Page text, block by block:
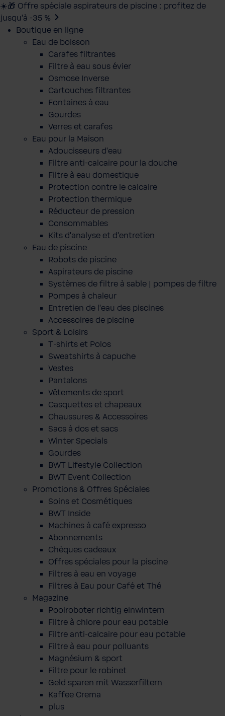
☀️🎁 Offre spéciale aspirateurs de piscine : profitez de
jusqu’à -35 %
Boutique en ligne
Eau de boisson
Carafes filtrantes
Filtre à eau sous évier
Osmose Inverse
Cartouches filtrantes
Fontaines à eau
Gourdes
Verres et carafes
Eau pour la Maison
Adoucisseurs d'eau
Filtre anti-calcaire pour la douche
Filtre à eau domestique
Protection contre le calcaire
Protection thermique
Réducteur de pression
Consommables
Kits d'analyse et d'entretien
Eau de piscine
Robots de piscine
Aspirateurs de piscine
Systèmes de filtre à sable | pompes de filtre
Pompes à chaleur
Entretien de l'eau des piscines
Accessoires de piscine
Sport & Loisirs
T-shirts et Polos
Sweatshirts à capuche
Vestes
Pantalons
Vêtements de sport
Casquettes et chapeaux
Chaussures & Accessoires
Sacs à dos et sacs
Winter Specials
Gourdes
BWT Lifestyle Collection
BWT Event Collection
Promotions & Offres Spéciales
Soins et Cosmétiques
BWT Inside
Machines à café expresso
Abonnements
Chèques cadeaux
Offres spéciales pour la piscine
Filtres à eau en voyage
Filtres à Eau pour Café et Thé
Magazine
Poolroboter richtig einwintern
Filtre à chlore pour eau potable
Filtre anti-calcaire pour eau potable
Filtre à eau pour polluants
Magnésium & sport
Filtre pour le robinet
Geld sparen mit Wasserfiltern
Kaffee Crema
plus